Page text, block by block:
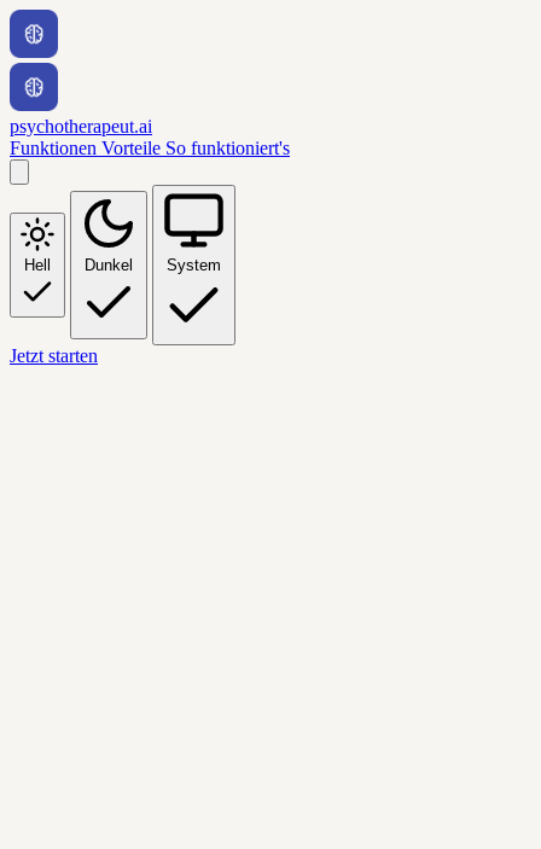
psychotherapeut.ai
Funktionen Vorteile So funktioniert's
Hell Dunkel System
Jetzt starten